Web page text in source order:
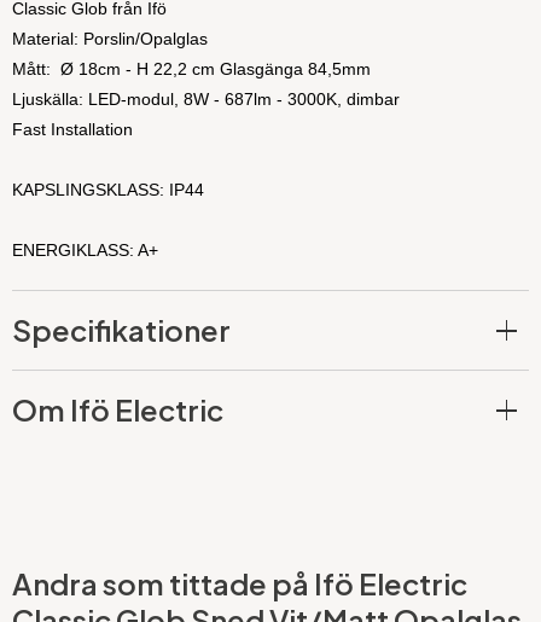
Classic Glob från Ifö
Material: Porslin/Opalglas
Mått: Ø 18cm - H 22,2 cm Glasgänga 84,5mm
Ljuskälla: LED-modul, 8W - 687lm - 3000K, dimbar
Fast Installation
KAPSLINGSKLASS: IP44
ENERGIKLASS: A+
Specifikationer
Om Ifö Electric
Andra som tittade på Ifö Electric